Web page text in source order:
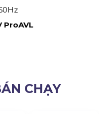
ProAVL
CHẠY